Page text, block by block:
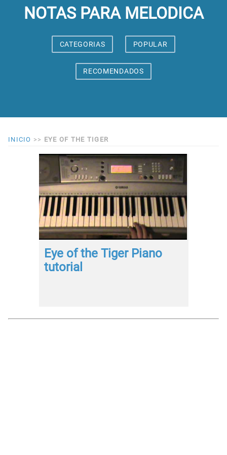
NOTAS PARA MELODICA
CATEGORIAS POPULAR
RECOMENDADOS
INICIO >> EYE OF THE TIGER
Eye of the Tiger Piano
tutorial